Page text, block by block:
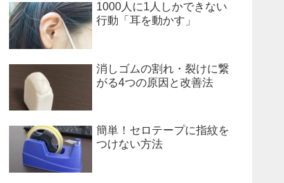
1000人に1人しかできない
行動「耳を動かす」
消しゴムの割れ・裂けに繋
がる4つの原因と改善法
簡単！セロテープに指紋を
つけない方法